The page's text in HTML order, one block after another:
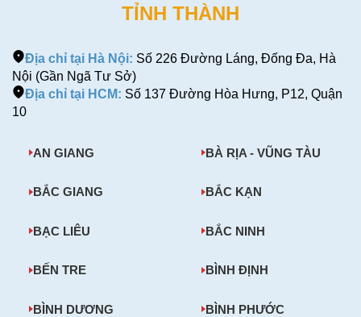
TỈNH THÀNH
Địa chỉ tại Hà Nội: Số 226 Đường Láng, Đống Đa, Hà
Nội (Gần Ngã Tư Sở)
Địa chỉ tại HCM: Số 137 Đường Hòa Hưng, P12, Quận
10
AN GIANG BÀ RỊA - VŨNG TÀU
BẮC GIANG BẮC KẠN
BẠC LIÊU BẮC NINH
BẾN TRE BÌNH ĐỊNH
BÌNH DƯƠNG BÌNH PHƯỚC